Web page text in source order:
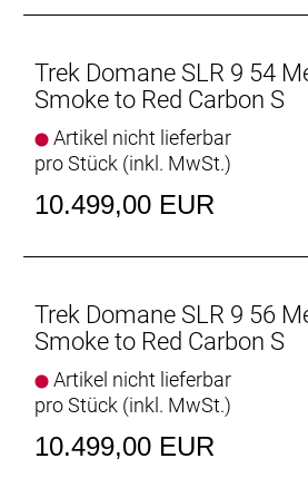
Rahmenmaterial: Carbon
Gangschaltung: Shimano Dura-
34 Z. an größtem Ritzel
Anzahl Gänge: 1
// Shimano Dura-Ace R9270 Di2,
Hinterradbremse: Shimano
Scheibenaufnahme, 160 mm
Max. Bremsscheibendu
Vorderradbremse: Shimano
Trek Domane SLR 9 54
Smoke to Red Carbon S
Artikel nicht lieferbar
pro Stück (inkl. MwSt.)
10.499,00 EUR
Trek Domane SLR 9 56
Smoke to Red Carbon S
Artikel nicht lieferbar
pro Stück (inkl. MwSt.)
10.499,00 EUR